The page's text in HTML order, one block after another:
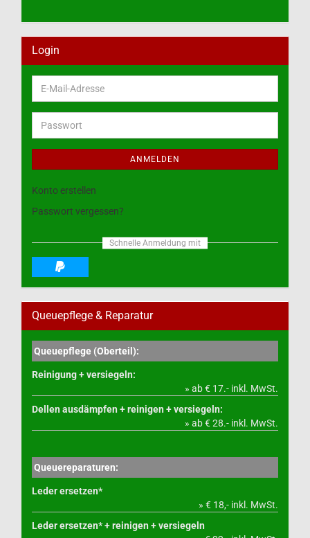
Login
E-
Mail-
Adresse
Passwort
ANMELDEN
Konto erstellen
Passwort vergessen?
Schnelle Anmeldung mit
Queuepflege & Reparatur
Queuepflege (Oberteil):
Reinigung + versiegeln:
» ab € 17.- inkl. MwSt.
Dellen ausdämpfen + reinigen + versiegeln:
» ab € 28.- inkl. MwSt.
Queuereparaturen:
Leder ersetzen*
» € 18,- inkl. MwSt.
Leder ersetzen* + reinigen + versiegeln